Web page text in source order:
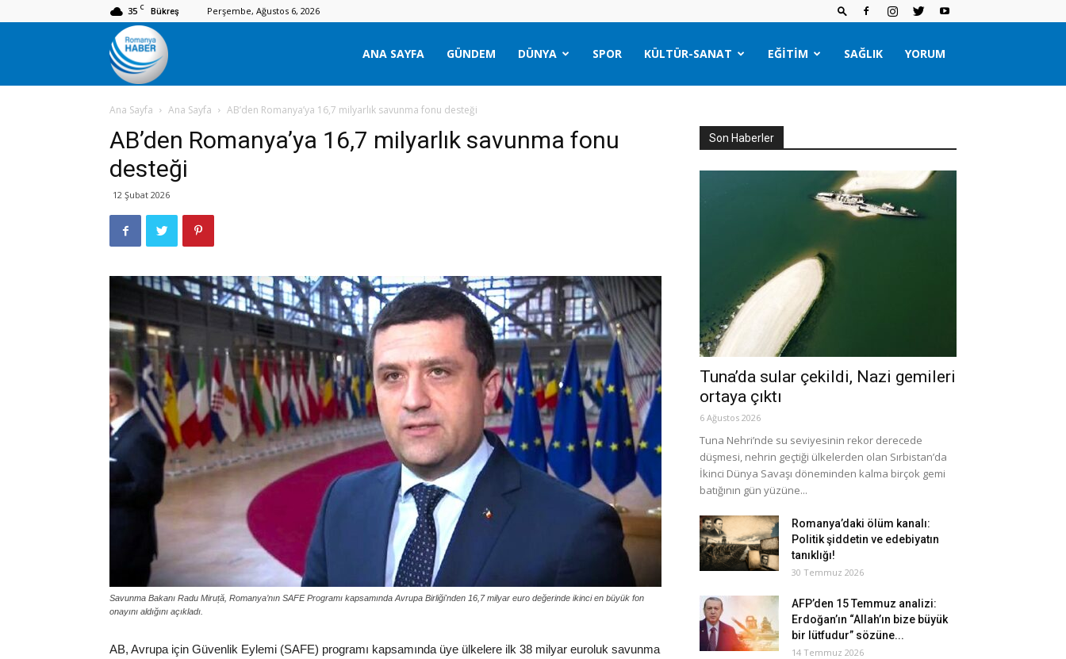
35 C Bükreş Perşembe, Ağustos 6, 2026
Romanya
Haber
ANA SAYFA GÜNDEM DÜNYA SPOR KÜLTÜR-SANAT EĞITIM SAĞLIK YORUM
Ana Sayfa Ana Sayfa AB’den Romanya’ya 16,7 milyarlık savunma fonu desteği
AB’den Romanya’ya 16,7 milyarlık savunma fonu
desteği
12 Şubat 2026
Savunma Bakanı Radu Miruță, Romanya’nın SAFE Programı kapsamında Avrupa Birliği'nden 16,7 milyar euro değerinde ikinci en büyük fon
onayını aldığını açıkladı.
AB, Avrupa için Güvenlik Eylemi (SAFE) programı kapsamında üye ülkelere ilk 38 milyar euroluk savunma
Son Haberler
Tuna’da sular çekildi, Nazi gemileri
ortaya çıktı
6 Ağustos 2026
Tuna Nehri’nde su seviyesinin rekor derecede
düşmesi, nehrin geçtiği ülkelerden olan Sırbistan’da
İkinci Dünya Savaşı döneminden kalma birçok gemi
batığının gün yüzüne...
Romanya’daki ölüm kanalı:
Politik şiddetin ve edebiyatın
tanıklığı!
30 Temmuz 2026
AFP’den 15 Temmuz analizi:
Erdoğan’ın “Allah’ın bize büyük
bir lütfudur” sözüne...
14 Temmuz 2026